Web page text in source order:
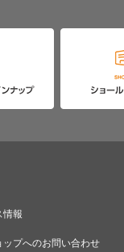
情報
プへのお問い合わせ